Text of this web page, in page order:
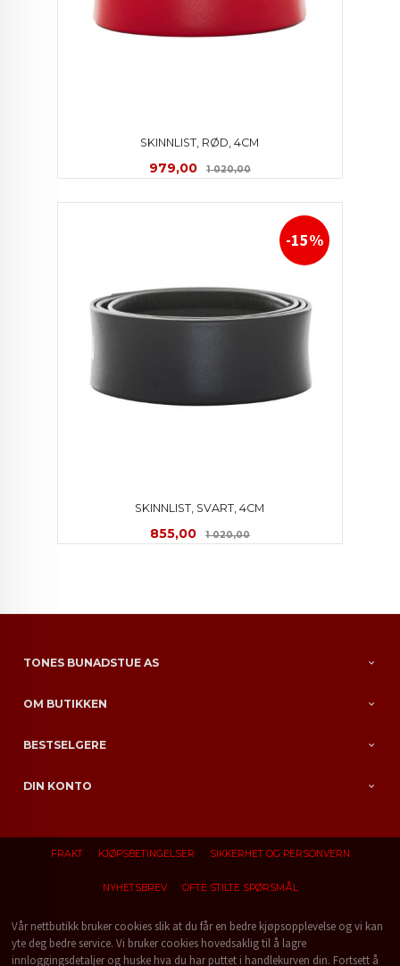
SKINNLIST, RØD, 4CM
Tilbud
979,00 1 020,00Rabatt
SKINNLIST, SVART, 4CM
Tilbud
855,00 1 020,00Rabatt
-15%
TONES BUNADSTUE AS
OM BUTIKKEN
BESTSELGERE
DIN KONTO
FRAKT KJØPSBETINGELSER SIKKERHET OG PERSONVERN
NYHETSBREV OFTE STILTE SPØRSMÅL
Vår nettbutikk bruker cookies slik at du får en bedre kjøpsopplevelse og vi kan
yte deg bedre service. Vi bruker cookies hovedsaklig til å lagre
innloggingsdetaljer og huske hva du har puttet i handlekurven din. Fortsett å